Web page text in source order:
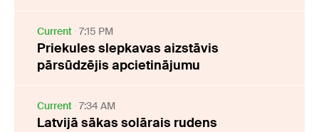
Current 7:15 PM
Priekules slepkavas aizstāvis
pārsūdzējis apcietinājumu
Current 7:34 AM
Latvijā sākas solārais rudens